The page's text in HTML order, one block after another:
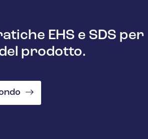
EHS e SDS per
prodotto.